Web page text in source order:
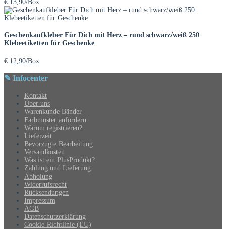
€ 13,90/Box
Geschenkaufkleber Für Dich mit Herz – rund schwarz/weiß 250
Klebeetiketten für Geschenke
€ 12,90/Box
✎ Infocenter
Kontakt
Über uns
Warenkunde Bänder
Farbmuster anfordern
Warum registrieren?
Lieferzeit
Bevorzugte Bearbeitung
Versandkosten
Was ist ein PlusProdukt?
Zahlung und Lieferung
Abholung
Widerrufsrecht
Rücksendungen
Impressum
AGB
Datenschutzerklärung
Cookie-Richtlinie (EU)